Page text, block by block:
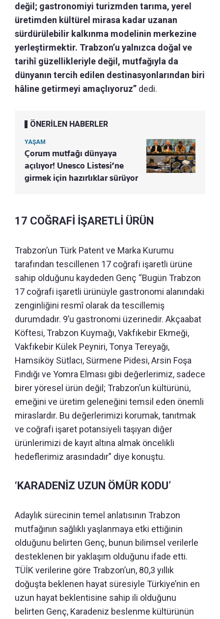
değil; gastronomiyi turizmden tarıma, yerel
üretimden kültürel mirasa kadar uzanan
sürdürülebilir kalkınma modelinin merkezine
yerleştirmektir. Trabzon’u yalnızca doğal ve
tarihî güzellikleriyle değil, mutfağıyla da
dünyanın tercih edilen destinasyonlarından biri
hâline getirmeyi amaçlıyoruz” dedi.
ÖNERİLEN HABERLER
YAŞAM
Çorum mutfağı dünyaya
açılıyor! Unesco Listesi’ne
girmek için hazırlıklar sürüyor
17 COĞRAFİ İŞARETLİ ÜRÜN
Trabzon’un Türk Patent ve Marka Kurumu
tarafından tescillenen 17 coğrafi işaretli ürüne
sahip olduğunu kaydeden Genç “Bugün Trabzon
17 coğrafi işaretli ürünüyle gastronomi alanındaki
zenginliğini resmî olarak da tescillemiş
durumdadır. 9’u gastronomi üzerinedir. Akçaabat
Köftesi, Trabzon Kuymağı, Vakfıkebir Ekmeği,
Vakfıkebir Külek Peyniri, Tonya Tereyağı,
Hamsiköy Sütlacı, Sürmene Pidesi, Arsin Foşa
Fındığı ve Yomra Elması gibi değerlerimiz, sadece
birer yöresel ürün değil; Trabzon’un kültürünü,
emeğini ve üretim geleneğini temsil eden önemli
miraslardır. Bu değerlerimizi korumak, tanıtmak
ve coğrafi işaret potansiyeli taşıyan diğer
ürünlerimizi de kayıt altına almak öncelikli
hedeflerimiz arasındadır” diye konuştu.
‘KARADENİZ UZUN ÖMÜR KODU’
Adaylık sürecinin temel anlatısının Trabzon
mutfağının sağlıklı yaşlanmaya etki ettiğinin
olduğunu belirten Genç, bunun bilimsel verilerle
desteklenen bir yaklaşım olduğunu ifade etti.
TÜİK verilerine göre Trabzon’un, 80,3 yıllık
doğuşta beklenen hayat süresiyle Türkiye’nin en
uzun hayat beklentisine sahip ili olduğunu
belirten Genç, Karadeniz beslenme kültürünün